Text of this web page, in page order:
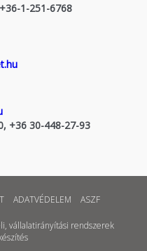
1-251-6768
+36 30-448-27-93
ADATVÉDELEM ASZF
vállalatirányítási rendszerek